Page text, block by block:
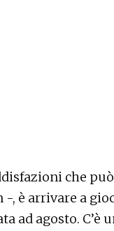
che
-, è arrivare a
ad agosto. C’è